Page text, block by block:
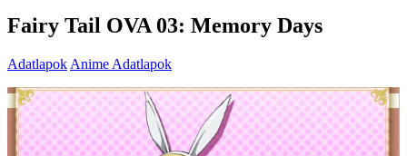
Fairy Tail OVA 03: Memory Days
Adatlapok Anime Adatlapok